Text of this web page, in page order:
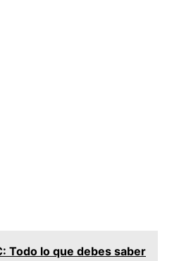
Todo lo que debes saber